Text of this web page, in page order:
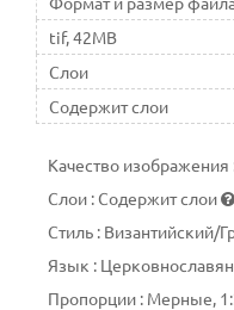
tif, 42MB
Слои
Содержит слои
Качество изображения
Слои :Содержит слои
Стиль : Византийский/
Язык :
Пропорции : Мерные,